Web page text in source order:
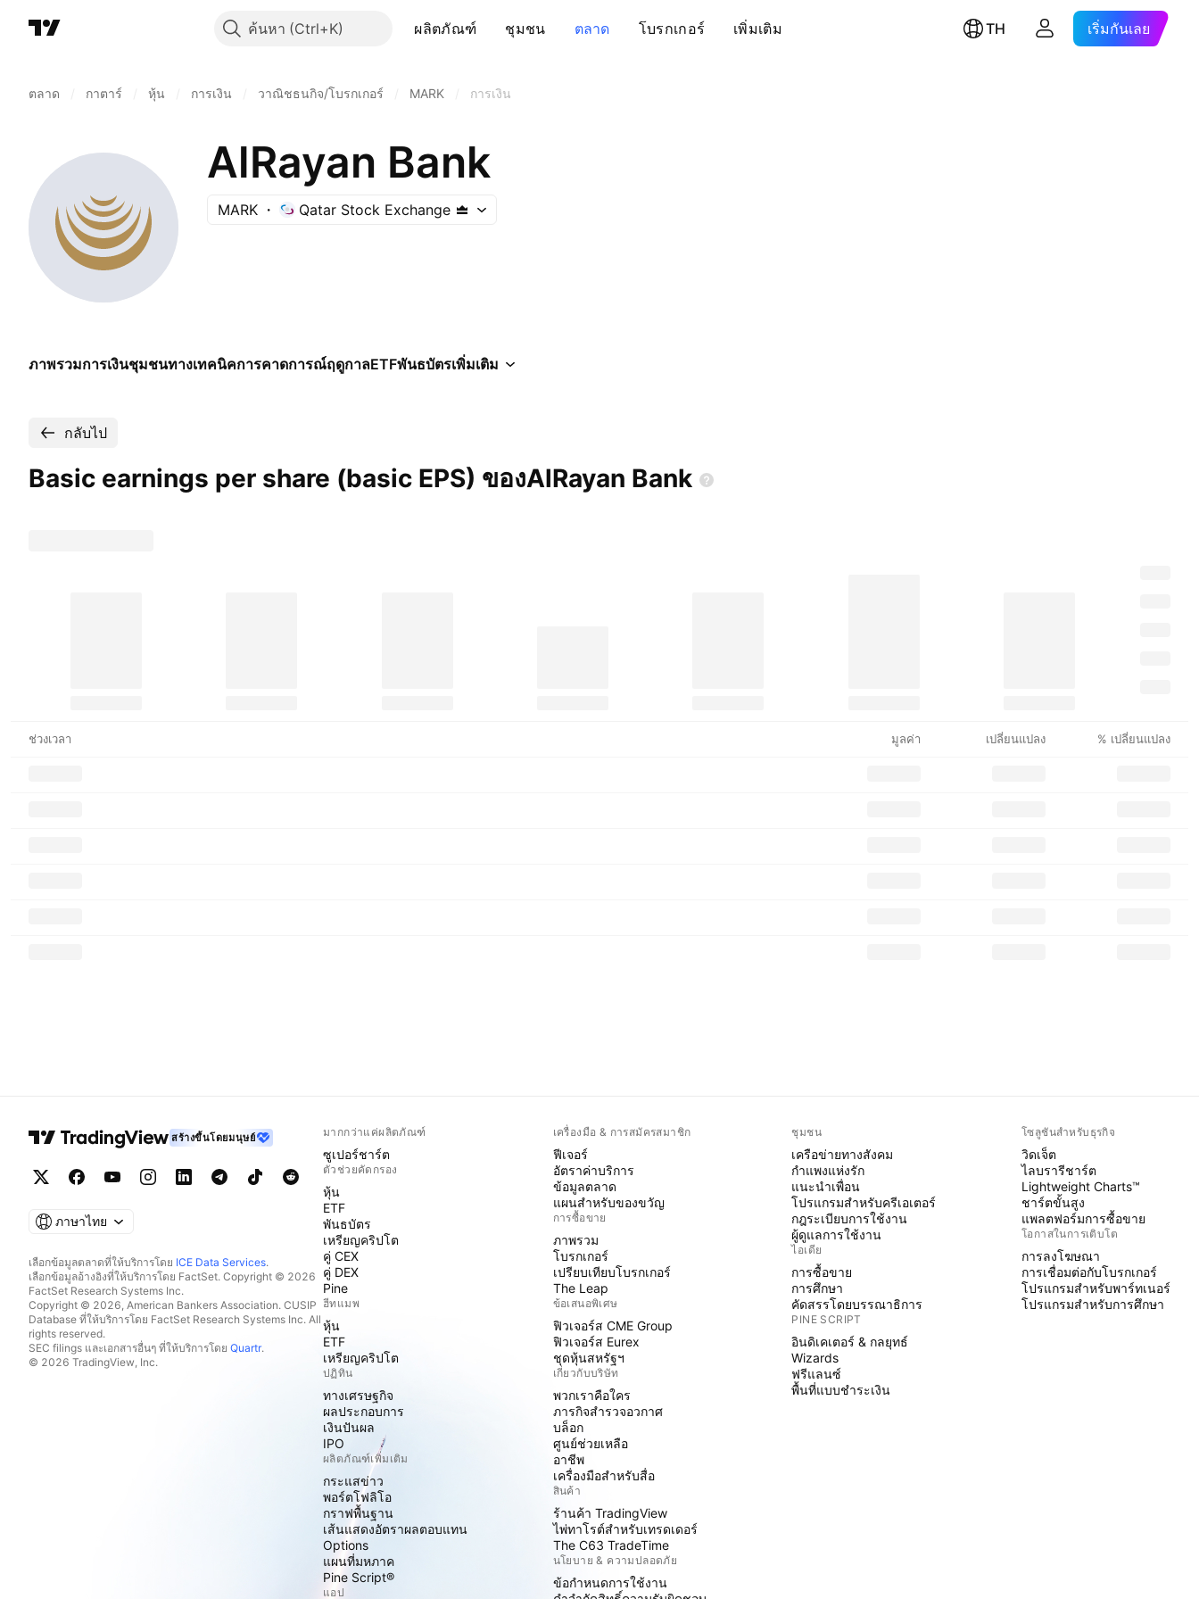
ค้นหา ผลิตภัณฑ์ ชุมชน ตลาด โบรกเกอร์ เพิ่มเติม TH เริ่มกันเลย
ตลาด กาตาร์ หุ้น การเงิน วาณิชธนกิจ/โบรกเกอร์ MARK การเงิน
AlRayan Bank
MARK Qatar Stock Exchange
ภาพรวมการเงินชุมชนทางเทคนิคการคาดการณ์ฤดูกาลETFพันธบัตรเพิ่มเติม
กลับไป
Basic earnings per share (basic EPS) ของAlRayan Bank
ช่วงเวลา มูลค่า เปลี่ยนแปลง % เปลี่ยนแปลง
สร้างขึ้นโดยมนุษย์
ภาษาไทย
เลือกข้อมูลตลาดที่ให้บริการโดย ICE Data Services.
เลือกข้อมูลอ้างอิงที่ให้บริการโดย FactSet. Copyright © 2026
FactSet Research Systems Inc.
Copyright © 2026, American Bankers Association. CUSIP
Database ที่ให้บริการโดย FactSet Research Systems Inc. All
rights reserved.
SEC filings และเอกสารอื่นๆ ที่ให้บริการโดย Quartr.
© 2026 TradingView, Inc.
มากกว่าแค่ผลิตภัณฑ์
ซูเปอร์ชาร์ต
ตัวช่วยคัดกรอง
หุ้น
ETF
พันธบัตร
เหรียญคริปโต
คู่ CEX
คู่ DEX
Pine
ฮีทแมพ
หุ้น
ETF
เหรียญคริปโต
ปฏิทิน
ทางเศรษฐกิจ
ผลประกอบการ
เงินปันผล
IPO
ผลิตภัณฑ์เพิ่มเติม
กระแสข่าว
พอร์ตโฟลิโอ
กราฟพื้นฐาน
เส้นแสดงอัตราผลตอบแทน
Options
แผนที่มหภาค
Pine Script®
แอป
เครื่องมือ & การสมัครสมาชิก
ฟีเจอร์
อัตราค่าบริการ
ข้อมูลตลาด
แผนสำหรับของขวัญ
การซื้อขาย
ภาพรวม
โบรกเกอร์
เปรียบเทียบโบรกเกอร์
The Leap
ข้อเสนอพิเศษ
ฟิวเจอร์ส CME Group
ฟิวเจอร์ส Eurex
ชุดหุ้นสหรัฐฯ
เกี่ยวกับบริษัท
พวกเราคือใคร
ภารกิจสำรวจอวกาศ
บล็อก
ศูนย์ช่วยเหลือ
อาชีพ
เครื่องมือสำหรับสื่อ
สินค้า
ร้านค้า TradingView
ไพ่ทาโรต์สำหรับเทรดเดอร์
The C63 TradeTime
นโยบาย & ความปลอดภัย
ข้อกำหนดการใช้งาน
ชุมชน
เครือข่ายทางสังคม
กำแพงแห่งรัก
แนะนำเพื่อน
โปรแกรมสำหรับครีเอเตอร์
กฎระเบียบการใช้งาน
ผู้ดูแลการใช้งาน
ไอเดีย
การซื้อขาย
การศึกษา
คัดสรรโดยบรรณาธิการ
PINE SCRIPT
อินดิเคเตอร์ & กลยุทธ์
Wizards
ฟรีแลนซ์
พื้นที่แบบชำระเงิน
โซลูชันสำหรับธุรกิจ
วิดเจ็ต
ไลบรารีชาร์ต
Lightweight Charts™
ชาร์ตขั้นสูง
แพลตฟอร์มการซื้อขาย
โอกาสในการเติบโต
การลงโฆษณา
การเชื่อมต่อกับโบรกเกอร์
โปรแกรมสำหรับพาร์ทเนอร์
โปรแกรมสำหรับการศึกษา